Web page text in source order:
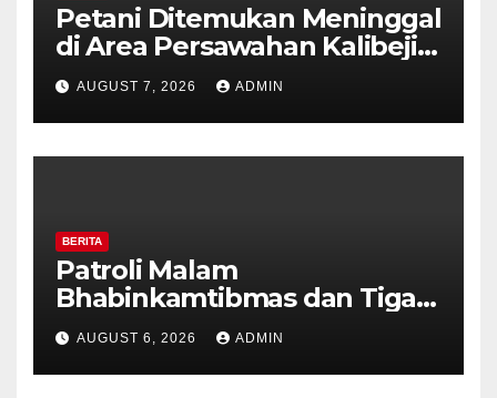
Petani Ditemukan Meninggal
di Area Persawahan Kalibeji,
Polisi Pastikan Tidak Ada
Tanda Kekerasan
AUGUST 7, 2026 ADMIN
BERITA
Patroli Malam
Bhabinkamtibmas dan Tiga
Pilar Kelurahan Ungaran
Perkuat Kamtibmas, Warga
Diajak Aktifkan Ronda
AUGUST 6, 2026 ADMIN